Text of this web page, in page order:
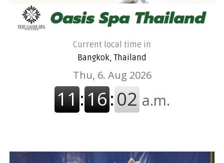
Current local time in
Bangkok, Thailand